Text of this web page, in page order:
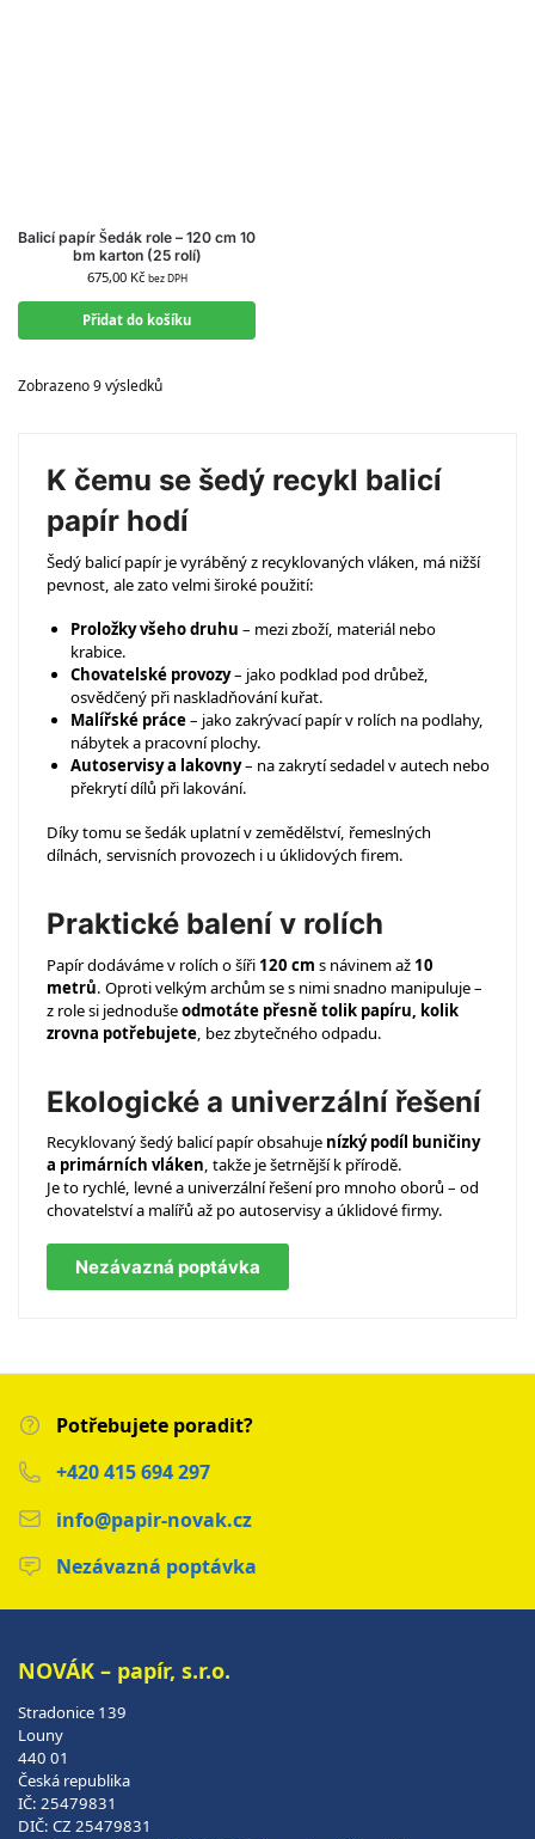
Balicí papír Šedák role – 120 cm 10
bm karton (25 rolí)
675,00 Kč bez DPH
Přidat do košíku
Zobrazeno 9 výsledků
K čemu se šedý recykl balicí
papír hodí
Šedý balicí papír je vyráběný z recyklovaných vláken, má nižší
pevnost, ale zato velmi široké použití:
Proložky všeho druhu – mezi zboží, materiál nebo
krabice.
Chovatelské provozy– jako podklad pod drůbež,
osvědčený při naskladňování kuřat.
Malířské práce– jako zakrývací papír v rolích na podlahy,
nábytek a pracovní plochy.
Autoservisy a lakovny– na zakrytí sedadel v autech nebo
překrytí dílů při lakování.
Díky tomu se šedák uplatní v zemědělství, řemeslných
dílnách, servisních provozech i u úklidových firem.
Praktické balení v rolích
Papír dodáváme v rolích o šíři 120 cm s návinem až 10
metrů. Oproti velkým archům se s nimi snadno manipuluje –
z role si jednodušeodmotáte přesně tolik papíru, kolik
zrovna potřebujete, bez zbytečného odpadu.
Ekologické a univerzální řešení
Recyklovaný šedý balicí papír obsahuje nízký podíl buničiny
a primárních vláken, takže je šetrnější k přírodě.
Je to rychlé, levné a univerzální řešení pro mnoho oborů – od
chovatelství a malířů až po autoservisy a úklidové firmy.
Nezávazná poptávka
Potřebujete poradit?
+420 415 694 297
info@papir-novak.cz
Nezávazná poptávka
NOVÁK – papír, s.r.o.
Stradonice 139
Louny
440 01
Česká republika
IČ: 25479831
DIČ: CZ 25479831